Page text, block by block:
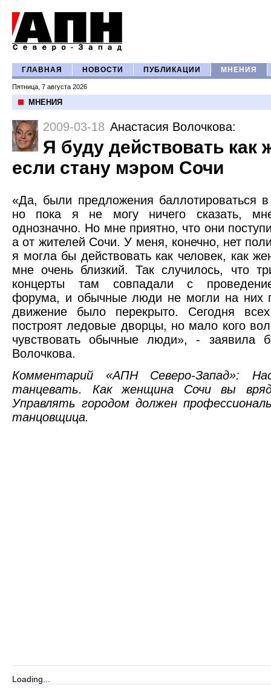
ГЛАВНАЯ НОВОСТИ ПУБЛИКАЦИИ МНЕНИЯ
Пятница, 7 августа 2026
МНЕНИЯ
2009-03-18 Анастасия Волочкова:
Я буду действовать как
если стану мэром Сочи
«Да, были предложения баллотироваться
но пока я не могу ничего сказать,
однозначно. Но мне приятно, что они
а от жителей Сочи. У меня, конечно, нет
я могла бы действовать как человек, как
мне очень близкий. Так случилось, что
концерты там совпадали с
форума, и обычные люди не могли на них
движение было перекрыто. Сегодня всех
построят ледовые дворцы, но мало кого
чувствовать обычные люди», - заявила
Волочкова.
Комментарий «АПН Северо-Запад»:
танцевать. Как женщина Сочи вы
Управлять городом должен
танцовщица.
Loading...